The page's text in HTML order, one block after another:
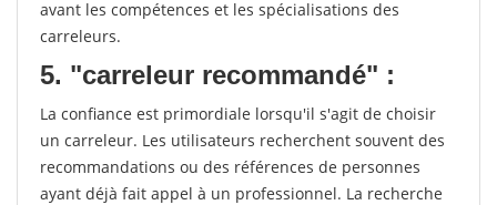
avant les compétences et les spécialisations des
carreleurs.
5. "carreleur recommandé" :
La confiance est primordiale lorsqu'il s'agit de choisir
un carreleur. Les utilisateurs recherchent souvent des
recommandations ou des références de personnes
ayant déjà fait appel à un professionnel. La recherche